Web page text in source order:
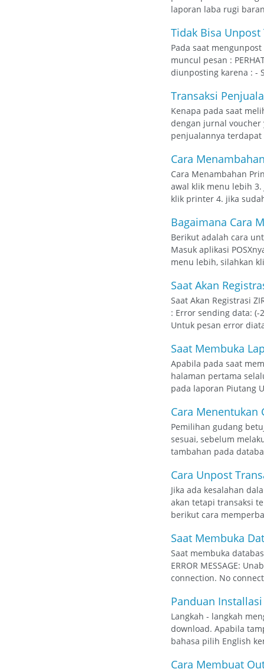
laporan laba rugi
Tidak Bisa
Pada saat
muncul pesan :
diunposting karena : -
Transaksi
Kenapa pada saat
dengan jurnal
penjualannya
Cara
Cara Menambahan
awal klik menu lebih
klik printer 4. jika
Bagaimana Cara
Berikut adalah cara
Masuk aplikasi
menu lebih, silahkan
Saat Akan
Saat Akan Registrasi
: Error sending data: (-
Untuk pesan error
Saat Membuka
Apabila pada saat
halaman pertama
pada laporan Piutang
Cara Menentukan
Pemilihan gudang
sesuai, sebelum
tambahan pada
Cara Unpost
Jika ada kesalahan
akan tetapi transaksi
berikut cara
Saat Membuka
Saat membuka
ERROR MESSAGE:
connection. No
Panduan
Langkah - langkah
download. Apabila
bahasa pilih English
Cara Membuat